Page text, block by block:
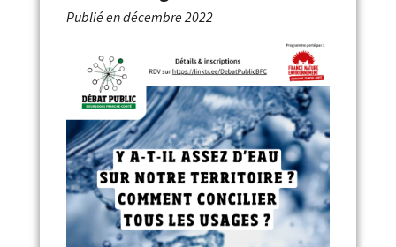
Publié endécembre 2022